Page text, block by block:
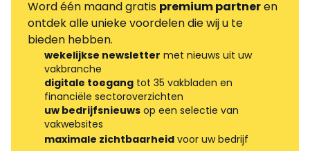
Word één maand gratis premium partneren
ontdek alle unieke voordelen die wij u te
bieden hebben.
wekelijkse newsletter met nieuws uit uw
vakbranche
digitale toegang tot 35 vakbladen en
financiële sectoroverzichten
uw bedrijfsnieuws op een selectie van
vakwebsites
maximale zichtbaarheid voor uw bedrijf